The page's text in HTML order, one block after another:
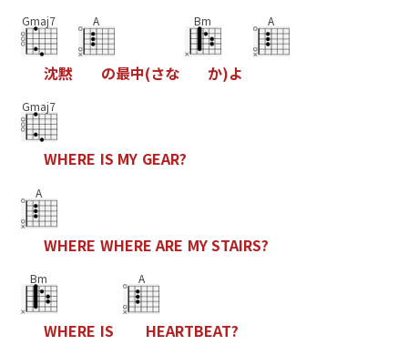
Gmaj7
沈黙
A
の最中(さな
Bm
か)よ
A
Gmaj7
WHERE IS MY GEAR?
A
WHERE WHERE ARE MYSTAIRS?
Bm
WHERE IS
A
HEARTBEAT?